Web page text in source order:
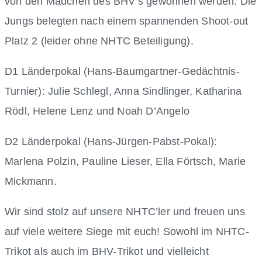
Jungs belegten nach einem spannenden Shoot-out
Platz 2 (leider ohne NHTC Beteiligung).
D1 Länderpokal (Hans-Baumgartner-Gedächtnis-
Turnier): Julie Schlegl, Anna Sindlinger, Katharina
Rödl, Helene Lenz und Noah D’Angelo
D2 Länderpokal (Hans-Jürgen-Pabst-Pokal):
Marlena Polzin, Pauline Lieser, Ella Förtsch, Marie
Mickmann.
Wir sind stolz auf unsere NHTC’ler und freuen uns
auf viele weitere Siege mit euch! Sowohl im NHTC-
Trikot als auch im BHV-Trikot und vielleicht